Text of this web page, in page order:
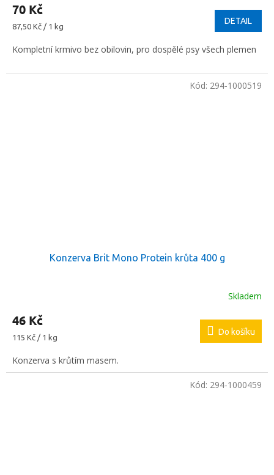
70 Kč
Měrná
87,50 Kč / 1 kg
DETAIL
Kompletní krmivo bez obilovin, pro dospělé psy všech plemen
Konzerva Brit Mono Protein krůta 400 g
Skladem
46 Kč
Měrná
115 Kč / 1 kg
Do košíku
Konzerva s krůtím masem.
Kód: 294-1000519
Kód: 294-1000459